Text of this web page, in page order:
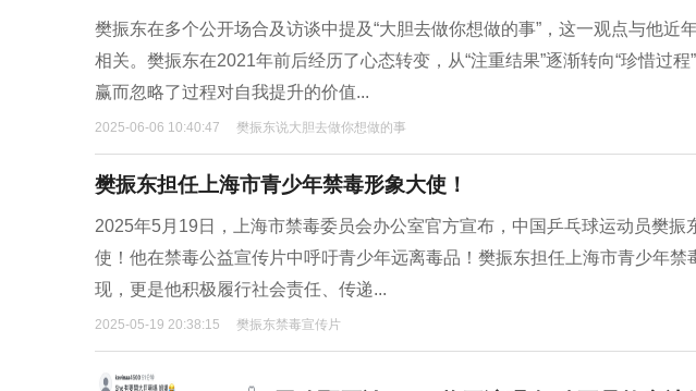
樊振东在多个公开场合及访谈中提及“大胆去做你想做的事”，这一观点与他近
相关。樊振东在2021年前后经历了心态转变，从“注重结果”逐渐转向“珍惜过
赢而忽略了过程对自我提升的价值...
2025-06-06 10:40:47 樊振东说大胆去做你想做的事
樊振东担任上海市青少年禁毒形象大使！
2025年5月19日，上海市禁毒委员会办公室官方宣布，中国乒乓球运动员樊振
使！他在禁毒公益宣传片中呼吁青少年远离毒品！樊振东担任上海市青少年
现，更是他积极履行社会责任、传递...
2025-05-19 20:38:15 樊振东禁毒宣传片